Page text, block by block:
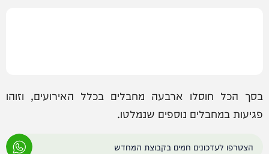
בסך הכל חוסלו ארבעה מחבלים בכלל האירועים, וזוהו
פגיעות במחבלים נוספים שנמלטו.
הצטרפו לעדכונים חמים בקבוצת המחדש